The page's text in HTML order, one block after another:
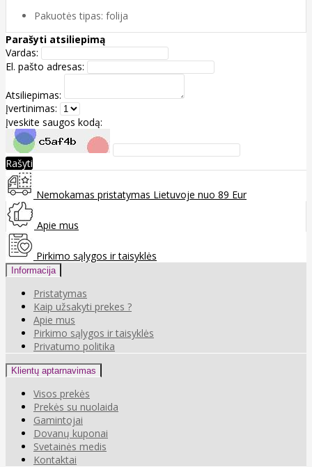
Pakuotės tipas: folija
Parašyti atsiliepimą
Vardas:
El. pašto adresas:
Atsiliepimas:
Įvertinimas:
Įveskite saugos kodą:
Rašyti
Nemokamas pristatymas Lietuvoje nuo 89 Eur
Apie mus
Pirkimo sąlygos ir taisyklės
Informacija
Pristatymas
Kaip užsakyti prekes ?
Apie mus
Pirkimo sąlygos ir taisyklės
Privatumo politika
Klientų aptarnavimas
Visos prekės
Prekės su nuolaida
Gamintojai
Dovanų kuponai
Svetainės medis
Kontaktai